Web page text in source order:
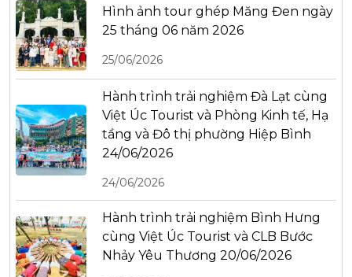
Hình ảnh tour ghép Măng Đen ngày
25 tháng 06 năm 2026
25/06/2026
Hành trình trải nghiệm Đà Lạt cùng
Việt Úc Tourist và Phòng Kinh tế, Hạ
tầng và Đô thị phường Hiệp Bình
24/06/2026
24/06/2026
Hành trình trải nghiệm Bình Hưng
cùng Việt Úc Tourist và CLB Bước
Nhảy Yêu Thương 20/06/2026